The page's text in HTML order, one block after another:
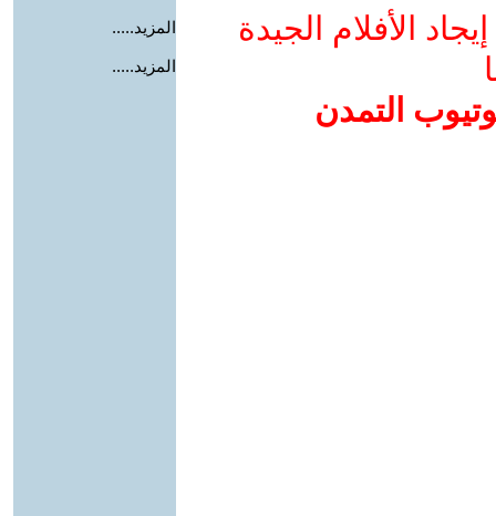
الأفلام الجيدة
التمدن
المزيد.....
المزيد.....